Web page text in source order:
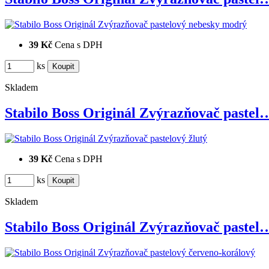
39 Kč Cena s DPH
ks
Skladem
Stabilo Boss Originál Zvýrazňovač
39 Kč Cena s DPH
ks
Skladem
Stabilo Boss Originál Zvýrazňovač